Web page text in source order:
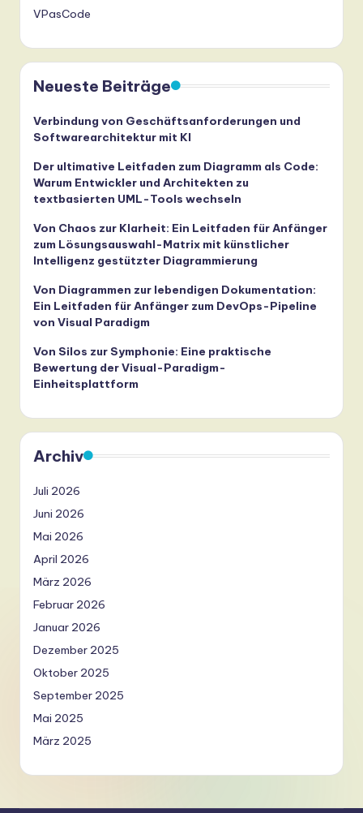
VPasCode
Neueste Beiträge
Verbindung von Geschäftsanforderungen und
Softwarearchitektur mit KI
Der ultimative Leitfaden zum Diagramm als Code:
Warum Entwickler und Architekten zu
textbasierten UML-Tools wechseln
Von Chaos zur Klarheit: Ein Leitfaden für Anfänger
zum Lösungsauswahl-Matrix mit künstlicher
Intelligenz gestützter Diagrammierung
Von Diagrammen zur lebendigen Dokumentation:
Ein Leitfaden für Anfänger zum DevOps-Pipeline
von Visual Paradigm
Von Silos zur Symphonie: Eine praktische
Bewertung der Visual-Paradigm-
Einheitsplattform
Archiv
Juli 2026
Juni 2026
Mai 2026
April 2026
März 2026
Februar 2026
Januar 2026
Dezember 2025
Oktober 2025
September 2025
Mai 2025
März 2025